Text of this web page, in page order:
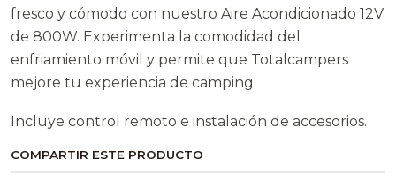
fresco y cómodo con nuestro Aire Acondicionado 12V
de 800W. Experimenta la comodidad del
enfriamiento móvil y permite que Totalcampers
mejore tu experiencia de camping.
Incluye control remoto e instalación de accesorios.
COMPARTIR ESTE PRODUCTO